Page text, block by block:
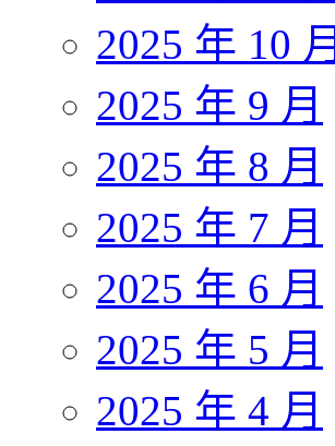
2025 年 10 月
2025 年 9 月
2025 年 8 月
2025 年 7 月
2025 年 6 月
2025 年 5 月
2025 年 4 月